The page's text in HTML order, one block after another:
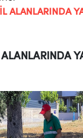
ALANLARINDA
ALANLARINDA